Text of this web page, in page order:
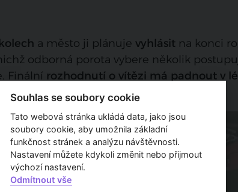
a město ji plánuje vyhlásit na konci
odborná porota vybere několik
Finální rozhodnutí o vítězi má padnout v
Souhlas se soubory cookie
Tato webová stránka ukládá data, jako jsou
soubory cookie, aby umožnila základní
funkčnost stránek a analýzu návštěvnosti.
Nastavení můžete kdykoli změnit nebo přijmout
výchozí nastavení.
Odmítnout vše